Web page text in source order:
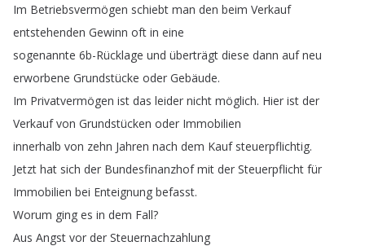
Im Betriebsvermögen schiebt man den beim Verkauf
entstehenden Gewinn oft in eine
sogenannte 6b-Rücklage und überträgt diese dann auf neu
erworbene Grundstücke oder Gebäude.
Im Privatvermögen ist das leider nicht möglich. Hier ist der
Verkauf von Grundstücken oder Immobilien
innerhalb von zehn Jahren nach dem Kauf steuerpflichtig.
Jetzt hat sich der Bundesfinanzhof mit der Steuerpflicht für
Immobilien bei Enteignung befasst.
Worum ging es in dem Fall?
Aus Angst vor der Steuernachzahlung